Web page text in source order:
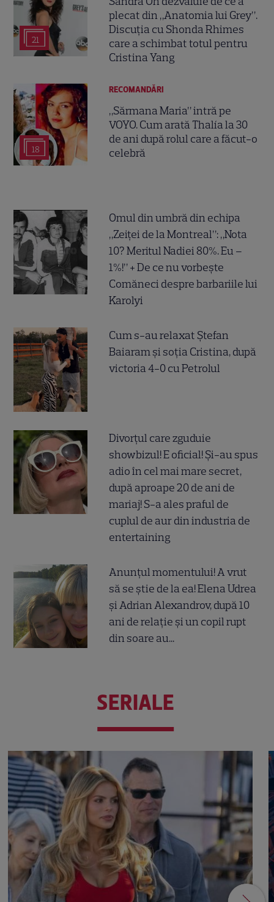
21
plecat din „Anatomia lui Grey”.
Discuția cu Shonda Rhimes
care a schimbat totul pentru
Cristina Yang
18
RECOMANDĂRI
„Sărmana Maria” intră pe
VOYO. Cum arată Thalía la 30
de ani după rolul care a făcut-o
celebră
Omul din umbră din echipa
„Zeiței de la Montreal”: „Nota
10? Meritul Nadiei 80%. Eu –
1%!” + De ce nu vorbește
Comăneci despre barbariile lui
Karolyi
Cum s-au relaxat Ștefan
Baiaram și soția Cristina, după
victoria 4-0 cu Petrolul
Divorțul care zguduie
showbizul! E oficial! Și-au spus
adio în cel mai mare secret,
după aproape 20 de ani de
mariaj! S-a ales praful de
cuplul de aur din industria de
entertaining
Anunțul momentului! A vrut
să se știe de la ea! Elena Udrea
și Adrian Alexandrov, după 10
ani de relație și un copil rupt
din soare au...
SERIALE